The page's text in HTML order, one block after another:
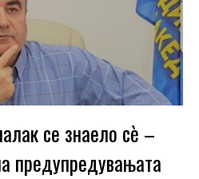
се знаело сѐ –
предупредувањата